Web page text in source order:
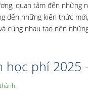
quan tâm đến những
đến những kiến thức
cùng nhau tạo nên
học phí 2025